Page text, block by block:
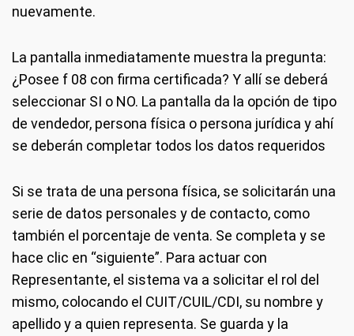
nuevamente.
La pantalla inmediatamente muestra la pregunta:
¿Posee f 08 con firma certificada? Y allí se deberá
seleccionar SI o NO. La pantalla da la opción de tipo
de vendedor, persona física o persona jurídica y ahí
se deberán completar todos los datos requeridos
Si se trata de una persona física, se solicitarán una
serie de datos personales y de contacto, como
también el porcentaje de venta. Se completa y se
hace clic en “siguiente”. Para actuar con
Representante, el sistema va a solicitar el rol del
mismo, colocando el CUIT/CUIL/CDI, su nombre y
apellido y a quien representa. Se guarda y la